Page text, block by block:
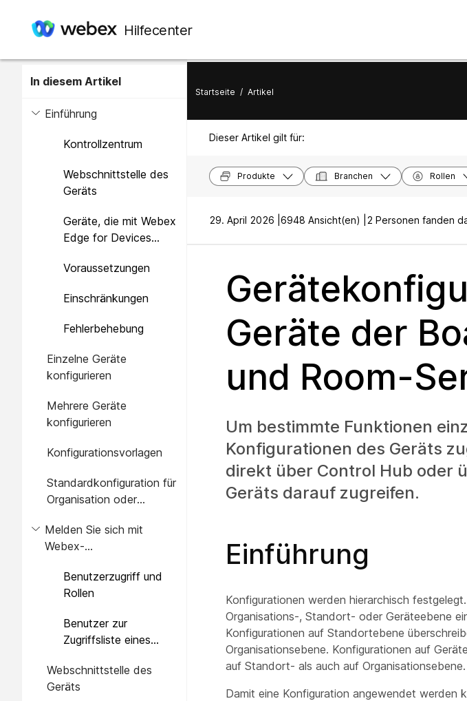
Hilfecenter
In diesem Artikel
Einführung
Kontrollzentrum
Webschnittstelle des
Geräts
Geräte, die mit Webex
Edge for Devices
Voraussetzungen
Einschränkungen
Fehlerbehebung
Einzelne Geräte
konfigurieren
Mehrere Geräte
konfigurieren
Konfigurationsvorlagen
Standardkonfiguration für
Organisation oder
Melden Sie sich mit
Webex-
der Geräte-
Webschnittstelle an.
Benutzerzugriff und
Rollen
Benutzer zur
Zugriffsliste eines
Webschnittstelle des
Geräts
Startseite / Artikel
Dieser Artikel gilt für:
Produkte Branchen Rollen
29. April 2026 | 6948 Ansicht(en) | 2 Personen fanden
Geräte der
und Room-
Um bestimmte Funktionen
Konfigurationen des Geräts
direkt über Control Hub oder
Geräts darauf zugreifen.
Einführung
Konfigurationen werden hierarchisch
Organisations-, Standort- oder Geräteebene
Konfigurationen auf Standortebene
Organisationsebene. Konfigurationen auf
auf Standort- als auch auf Organisationsebene.
Damit eine Konfiguration angewendet werden